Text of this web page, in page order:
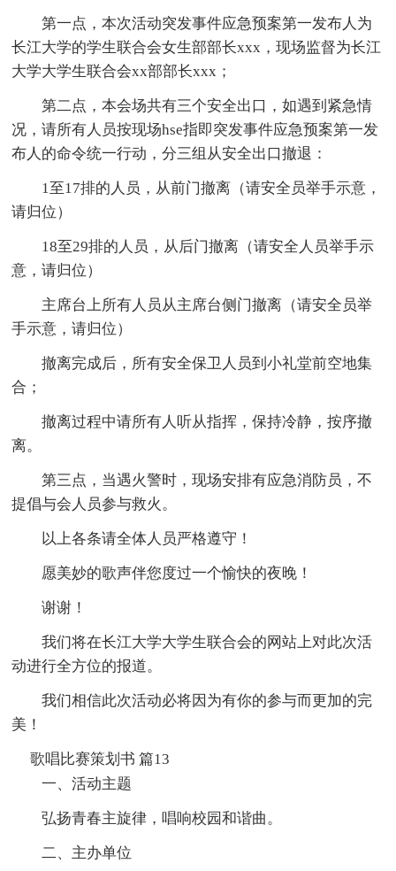
第一点，本次活动突发事件应急预案第一发布人为
长江大学的学生联合会女生部部长xxx，现场监督为长江
大学大学生联合会xx部部长xxx；
第二点，本会场共有三个安全出口，如遇到紧急情
况，请所有人员按现场hse指即突发事件应急预案第一发
布人的命令统一行动，分三组从安全出口撤退：
1至17排的人员，从前门撤离（请安全员举手示意，
请归位）
18至29排的人员，从后门撤离（请安全人员举手示
意，请归位）
主席台上所有人员从主席台侧门撤离（请安全员举
手示意，请归位）
撤离完成后，所有安全保卫人员到小礼堂前空地集
合；
撤离过程中请所有人听从指挥，保持冷静，按序撤
离。
第三点，当遇火警时，现场安排有应急消防员，不
提倡与会人员参与救火。
以上各条请全体人员严格遵守！
愿美妙的歌声伴您度过一个愉快的夜晚！
谢谢！
我们将在长江大学大学生联合会的网站上对此次活
动进行全方位的报道。
我们相信此次活动必将因为有你的参与而更加的完
美！
歌唱比赛策划书 篇13
一、活动主题
弘扬青春主旋律，唱响校园和谐曲。
二、主办单位